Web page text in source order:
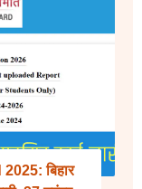
बिहार